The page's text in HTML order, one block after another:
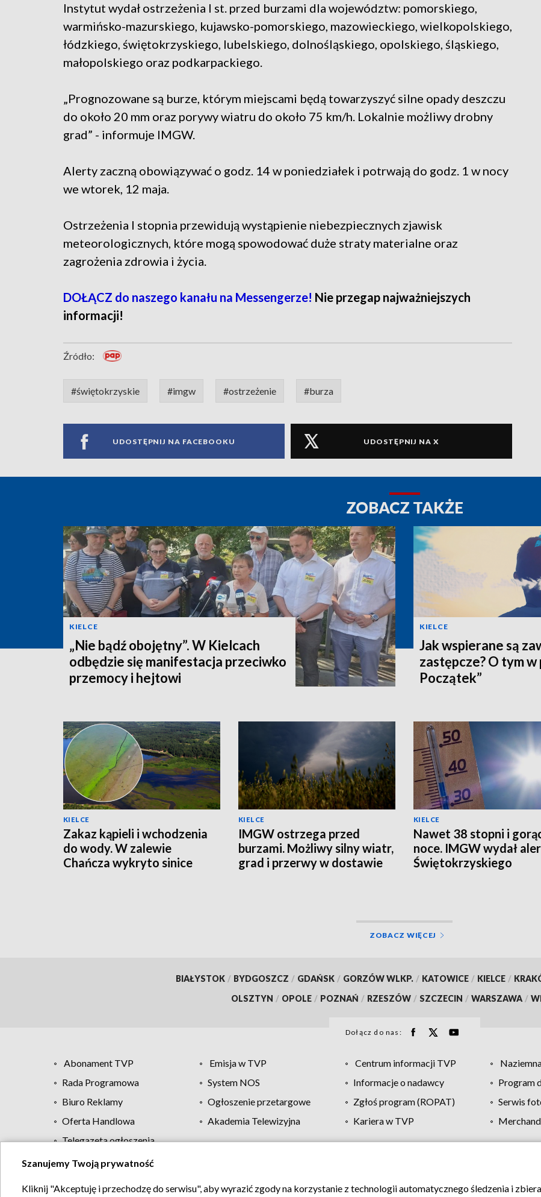
Instytut wydał ostrzeżenia I st. przed burzami dla województw: pomorskiego,
warmińsko-mazurskiego, kujawsko-pomorskiego, mazowieckiego, wielkopolskiego,
łódzkiego, świętokrzyskiego, lubelskiego, dolnośląskiego, opolskiego, śląskiego,
małopolskiego oraz podkarpackiego.
„Prognozowane są burze, którym miejscami będą towarzyszyć silne opady deszczu
do około 20 mm oraz porywy wiatru do około 75 km/h. Lokalnie możliwy drobny
grad” - informuje IMGW.
Alerty zaczną obowiązywać o godz. 14 w poniedziałek i potrwają do godz. 1 w nocy
we wtorek, 12 maja.
Ostrzeżenia I stopnia przewidują wystąpienie niebezpiecznych zjawisk
meteorologicznych, które mogą spowodować duże straty materialne oraz
zagrożenia zdrowia i życia.
DOŁĄCZ do naszego kanału na Messengerze! Nie przegap najważniejszych
informacji!
Źródło:
#świętokrzyskie #imgw #ostrzeżenie #burza
UDOSTĘPNIJ NA FACEBOOKU UDOSTĘPNIJ NA X
ZOBACZ TAKŻE
KIELCE
„Nie bądź obojętny”. W Kielcach
odbędzie się manifestacja przeciwko
przemocy i hejtowi
KIELCE
Jak wspierane są
zastępcze? O tym
Początek”
KIELCE
Zakaz kąpieli i wchodzenia
do wody. W zalewie
Chańcza wykryto sinice
KIELCE
IMGW ostrzega przed
burzami. Możliwy silny wiatr,
grad i przerwy w dostawie
KIELCE
Nawet 38 stopni i
noce. IMGW wydał
Świętokrzyskiego
ZOBACZ WIĘCEJ
BIAŁYSTOK / BYDGOSZCZ / GDAŃSK / GORZÓW WLKP. / KATOWICE / KIELCE /
OLSZTYN / OPOLE / POZNAŃ / RZESZÓW / SZCZECIN / WARSZAWA /
Dołącz do nas:
Abonament TVP Emisja w TVP Centrum informacji TVP
Rada Programowa
System NOS Informacje o nadawcy
Program
Biuro Reklamy
Ogłoszenie przetargowe Zgłoś program (ROPAT)
Serwis
Oferta Handlowa
Akademia Telewizyjna Kariera w TVP
Telegazeta ogłoszenia
Regulamin TVP Polityka prywatności Moje zgody Pomoc Biuro
Szanujemy Twoją prywatność
Kliknij "Akceptuję i przechodzę do serwisu", aby wyrazić zgody na korzystanie z technologii automatycznego śledzenia i